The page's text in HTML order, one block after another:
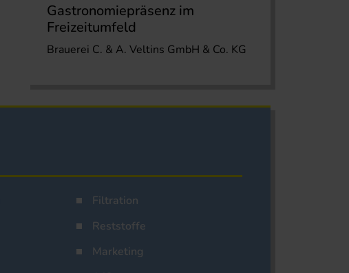
Gastronomiepräsenz im
Freizeitumfeld
Brauerei C. & A. Veltins GmbH & Co. KG
Filtration
Reststoffe
Marketing